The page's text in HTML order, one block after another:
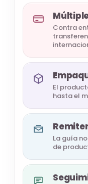
Contra
El
hasta el
La guía
de